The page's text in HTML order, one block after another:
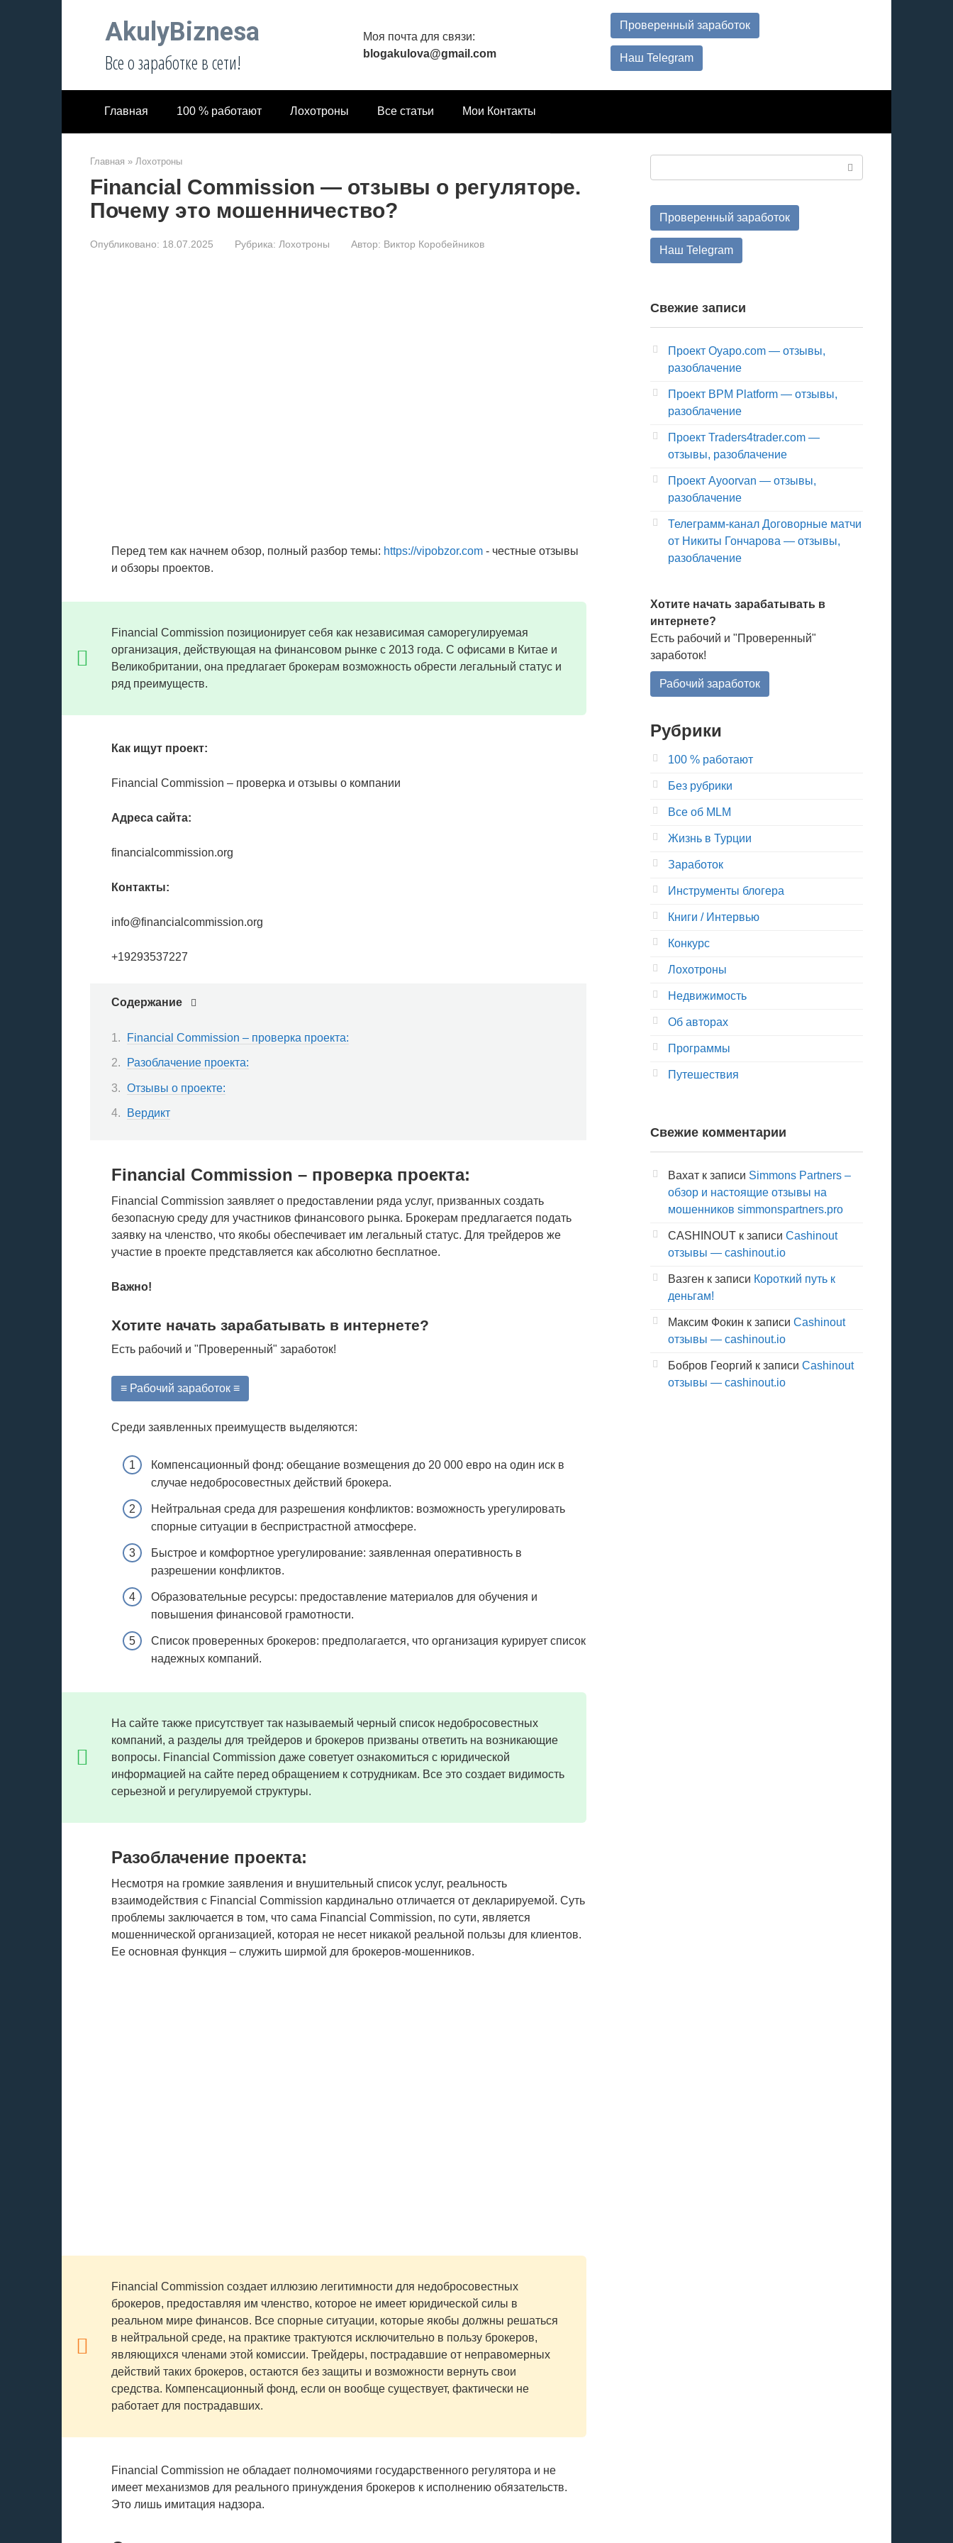
AkulyBiznesa
Все о заработке в сети!
Моя почта для связи:
blogakulova@gmail.com
Проверенный заработок
Наш Telegram
Главная 100 % работают Лохотроны Все статьи Мои Контакты
Главная » Лохотроны
Financial Commission — отзывы о регуляторе.
Почему это мошенничество?
Опубликовано: 18.07.2025 Рубрика: Лохотроны Автор: Виктор Коробейников
Перед тем как начнем обзор, полный разбор темы: https://vipobzor.com - честные отзывы
и обзоры проектов.
Financial Commission позиционирует себя как независимая саморегулируемая
организация, действующая на финансовом рынке с 2013 года. С офисами в Китае и
Великобритании, она предлагает брокерам возможность обрести легальный статус и
ряд преимуществ.
Как ищут проект:
Financial Commission – проверка и отзывы о компании
Адреса сайта:
financialcommission.org
Контакты:
info@financialcommission.org
+19293537227
Содержание
Financial Commission – проверка проекта:
Разоблачение проекта:
Отзывы о проекте:
Вердикт
Financial Commission – проверка проекта:
Financial Commission заявляет о предоставлении ряда услуг, призванных создать
безопасную среду для участников финансового рынка. Брокерам предлагается подать
заявку на членство, что якобы обеспечивает им легальный статус. Для трейдеров же
участие в проекте представляется как абсолютно бесплатное.
Важно!
Хотите начать зарабатывать в интернете?
Есть рабочий и "Проверенный" заработок!
≡ Рабочий заработок ≡
Среди заявленных преимуществ выделяются:
Компенсационный фонд: обещание возмещения до 20 000 евро на один иск в
случае недобросовестных действий брокера.
Нейтральная среда для разрешения конфликтов: возможность урегулировать
спорные ситуации в беспристрастной атмосфере.
Быстрое и комфортное урегулирование: заявленная оперативность в
разрешении конфликтов.
Образовательные ресурсы: предоставление материалов для обучения и
повышения финансовой грамотности.
Список проверенных брокеров: предполагается, что организация курирует список
надежных компаний.
На сайте также присутствует так называемый черный список недобросовестных
компаний, а разделы для трейдеров и брокеров призваны ответить на возникающие
вопросы. Financial Commission даже советует ознакомиться с юридической
информацией на сайте перед обращением к сотрудникам. Все это создает видимость
серьезной и регулируемой структуры.
Разоблачение проекта:
Несмотря на громкие заявления и внушительный список услуг, реальность
взаимодействия с Financial Commission кардинально отличается от декларируемой. Суть
проблемы заключается в том, что сама Financial Commission, по сути, является
мошеннической организацией, которая не несет никакой реальной пользы для клиентов.
Ее основная функция – служить ширмой для брокеров-мошенников.
Financial Commission создает иллюзию легитимности для недобросовестных
брокеров, предоставляя им членство, которое не имеет юридической силы в
реальном мире финансов. Все спорные ситуации, которые якобы должны решаться
в нейтральной среде, на практике трактуются исключительно в пользу брокеров,
являющихся членами этой комиссии. Трейдеры, пострадавшие от неправомерных
действий таких брокеров, остаются без защиты и возможности вернуть свои
средства. Компенсационный фонд, если он вообще существует, фактически не
работает для пострадавших.
Financial Commission не обладает полномочиями государственного регулятора и не
имеет механизмов для реального принуждения брокеров к исполнению обязательств.
Это лишь имитация надзора.
Проверенный заработок
Наш Telegram
Свежие записи
Проект Oyapo.com — отзывы,
разоблачение
Проект BPM Platform — отзывы,
разоблачение
Проект Traders4trader.com —
отзывы, разоблачение
Проект Ayoorvan — отзывы,
разоблачение
Телеграмм-канал Договорные матчи
от Никиты Гончарова — отзывы,
разоблачение
Хотите начать зарабатывать в
интернете?
Есть рабочий и "Проверенный"
заработок!
Рабочий заработок
Рубрики
100 % работают
Без рубрики
Все об MLM
Жизнь в Турции
Заработок
Инструменты блогера
Книги / Интервью
Конкурс
Лохотроны
Недвижимость
Об авторах
Программы
Путешествия
Свежие комментарии
Вахат к записи Simmons Partners –
обзор и настоящие отзывы на
мошенников simmonspartners.pro
CASHINOUT к записи Cashinout
отзывы — cashinout.io
Вазген к записи Короткий путь к
деньгам!
Максим Фокин к записи Cashinout
отзывы — cashinout.io
Бобров Георгий к записи Cashinout
отзывы — cashinout.io